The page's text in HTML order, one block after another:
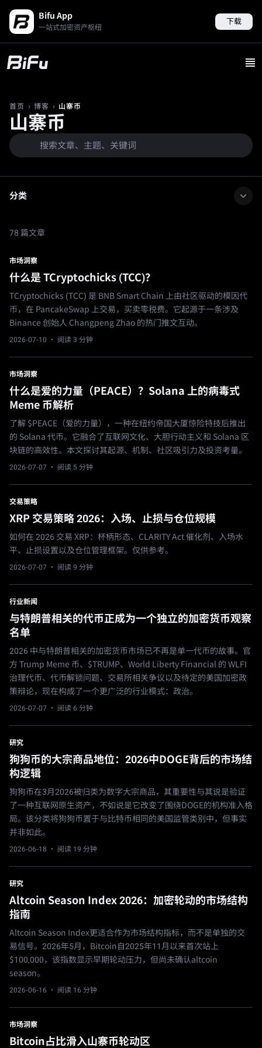
Bifu App
一站式加密资产枢纽
下载
首页 › 博客 › 山寨币
山寨币
分类
78 篇文章
市场洞察
什么是 TCryptochicks (TCC)？
TCryptochicks (TCC) 是 BNB Smart Chain 上由社区驱动的模因代
币，在 PancakeSwap 上交易，买卖零税费。它起源于一条涉及
Binance 创始人 Changpeng Zhao 的热门推文互动。
2026-07-10 · 阅读 3 分钟
市场洞察
什么是爱的力量（PEACE）？Solana 上的病毒式
Meme 币解析
了解 $PEACE（爱的力量），一种在纽约帝国大厦惊险特技后推出
的 Solana 代币。它融合了互联网文化、大胆行动主义和 Solana 区
块链的高效性。本文探讨其起源、机制、社区吸引力及投资考量。
2026-07-07 · 阅读 5 分钟
交易策略
XRP 交易策略 2026：入场、止损与仓位规模
如何在 2026 交易 XRP：杯柄形态、CLARITY Act 催化剂、入场水
平、止损设置以及仓位管理框架。仅供参考。
2026-07-07 · 阅读 9 分钟
行业新闻
与特朗普相关的代币正成为一个独立的加密货币观察
名单
2026 中与特朗普相关的加密货币市场已不再是单一代币的故事。官
方 Trump Meme 币、$TRUMP、World Liberty Financial 的 WLFI
治理代币、代币解锁问题、交易所相关争议以及待定的美国加密政
策辩论，现在构成了一个更广泛的行业模式：政治。
2026-07-07 · 阅读 6 分钟
研究
狗狗币的大宗商品地位：2026中DOGE背后的市场结
构逻辑
狗狗币在3月2026被归类为数字大宗商品，其重要性与其说是验证
了一种互联网原生资产，不如说是它改变了围绕DOGE的机构准入格
局。该分类将狗狗币置于与比特币相同的美国监管类别中，但事实
并非如此。
2026-06-18 · 阅读 19 分钟
研究
Altcoin Season Index 2026：加密轮动的市场结构
指南
Altcoin Season Index更适合作为市场结构指标，而不是单独的交
易信号。2026年5月，Bitcoin自2025年11月以来首次站上
$100,000，该指数显示早期轮动压力，但尚未确认altcoin
season。
2026-06-16 · 阅读 16 分钟
市场洞察
Bitcoin占比滑入山寨币轮动区